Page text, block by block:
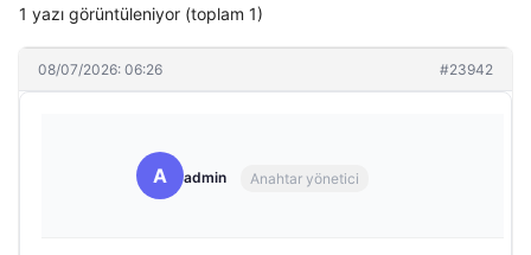
1 yazı görüntüleniyor (toplam 1)
08/07/2026: 06:26 #23942
A admin Anahtar yönetici